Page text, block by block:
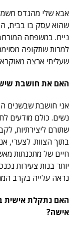
אבא שלי מהנדס
שהוא עסק בו בבית,
נייח. במשפחה
למרות שתקופה
שעליתי ארצה
האם את חושבת
אני חושבת שבשנים
נשים. כולם מודעים
שתורם ליצירתיות,
בתוך הצוות. לצערי,
חיים של מתכנתות
יותר בנות צעירות
נראה עלייה בקרב
האם נתקלת אישית
אישה?